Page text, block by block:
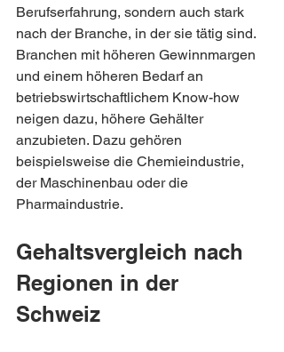
Berufserfahrung, sondern auch stark
nach der Branche, in der sie tätig sind.
Branchen mit höheren Gewinnmargen
und einem höheren Bedarf an
betriebswirtschaftlichem Know-how
neigen dazu, höhere Gehälter
anzubieten. Dazu gehören
beispielsweise die Chemieindustrie,
der Maschinenbau oder die
Pharmaindustrie.
Gehaltsvergleich nach
Regionen in der
Schweiz